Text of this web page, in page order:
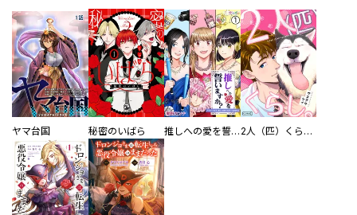
ヤマ台国 秘密のいばら 推しへの愛を誓いますか？～アラサー女子、推しは逃げぬが人生逃げる～ 2人（匹）くらし。